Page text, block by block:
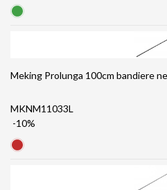
Meking Prolunga 100cm bandiere
MKNM11033L
-10%